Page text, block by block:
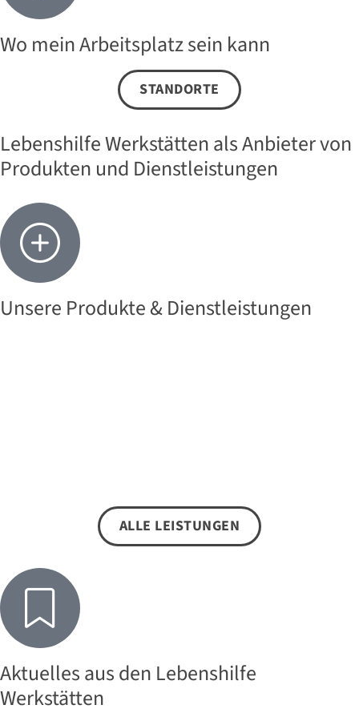
Wo mein Arbeitsplatz sein kann
STANDORTE
Lebenshilfe Werkstätten als Anbieter von
Produkten und Dienstleistungen
Unsere Produkte & Dienstleistungen
ALLE LEISTUNGEN
Aktuelles aus den Lebenshilfe
Werkstätten